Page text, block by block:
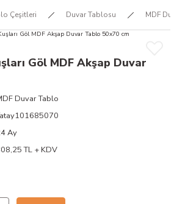
Çeşitleri Duvar Tablosu MDF
Göl MDF Akşap Duvar
Duvar Tablo
Ay
TL + KDV